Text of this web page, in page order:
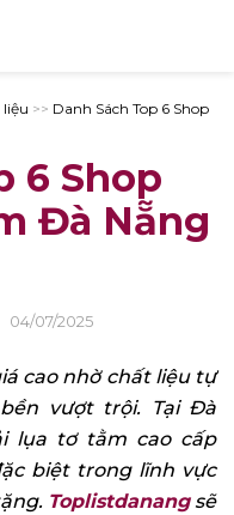
liệu >> Danh Sách Top 6 Shop
6 Shop
Đà Nẵng
04/07/2025
cao nhờ chất liệu tự
vượt trội. Tại Đà
lụa tơ tằm cao cấp
biệt trong lĩnh vực
Toplistdanangsẽ